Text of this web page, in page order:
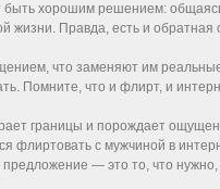
хорошим решением:
жизни. Правда, есть и
что заменяют им
Помните, что и флирт, и
границы и порождает
флиртовать с мужчиной в
предложение — это то, что